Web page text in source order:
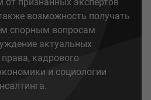
возможность получать
спорным вопросам
актуальных
кадрового
и социологии